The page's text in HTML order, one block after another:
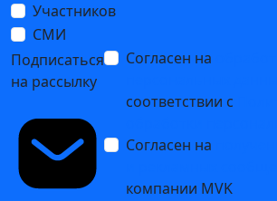
Участников
СМИ
Подписаться
на рассылку
Согласен на
соответствии с
Согласен на
компании MVK